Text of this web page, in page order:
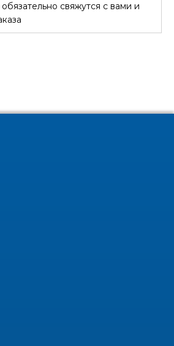
СТОИМОСТЬсвяжутся с вами и